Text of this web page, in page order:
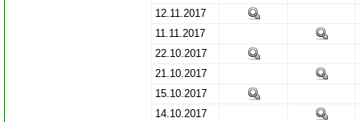
12.11.2017
11.11.2017
22.10.2017
21.10.2017
15.10.2017
14.10.2017